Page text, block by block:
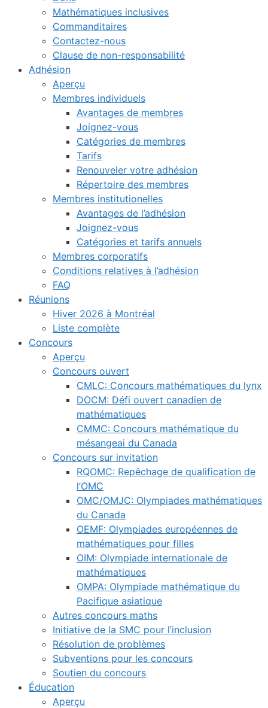
Mathématiques inclusives
Commanditaires
Contactez-nous
Clause de non-responsabilité
Adhésion
Aperçu
Membres individuels
Avantages de membres
Joignez-vous
Catégories de membres
Tarifs
Renouveler votre adhésion
Répertoire des membres
Membres institutionelles
Avantages de l’adhésion
Joignez-vous
Catégories et tarifs annuels
Membres corporatifs
Conditions relatives à l’adhésion
FAQ
Réunions
Hiver 2026 à Montréal
Liste complète
Concours
Aperçu
Concours ouvert
CMLC: Concours mathématiques du lynx
DOCM: Défi ouvert canadien de
mathématiques
CMMC: Concours mathématique du
mésangeai du Canada
Concours sur invitation
RQOMC: Repêchage de qualification de
l’OMC
OMC/OMJC: Olympiades mathématiques
du Canada
OEMF: Olympiades européennes de
mathématiques pour filles
OIM: Olympiade internationale de
mathématiques
OMPA: Olympiade mathématique du
Pacifique asiatique
Autres concours maths
Initiative de la SMC pour l’inclusion
Résolution de problèmes
Subventions pour les concours
Soutien du concours
Éducation
Aperçu